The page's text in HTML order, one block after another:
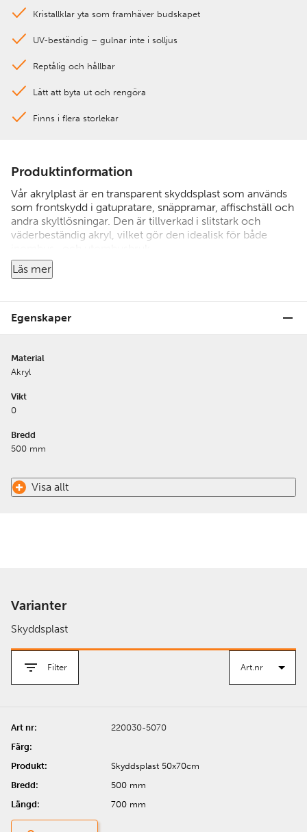
Kristallklar yta som framhäver budskapet
UV-beständig – gulnar inte i solljus
Reptålig och hållbar
Lätt att byta ut och rengöra
Finns i flera storlekar
Produktinformation
Vår akrylplast är en transparent skyddsplast som används
som frontskydd i gatupratare, snäppramar, affischställ och
andra skyltlösningar. Den är tillverkad i slitstark och
väderbeständig akryl, vilket gör den idealisk för både
Akrylskivan skyddar affischen eller budskapet från smuts,
regn och mekaniskt slitage, samtidigt som den ger ett
Läs mer
Egenskaper
Material
Akryl
Vikt
0
Bredd
500 mm
Visa allt
Varianter
Skyddsplast
Filter
220030-5070
Skyddsplast 50x70cm
500 mm
700 mm